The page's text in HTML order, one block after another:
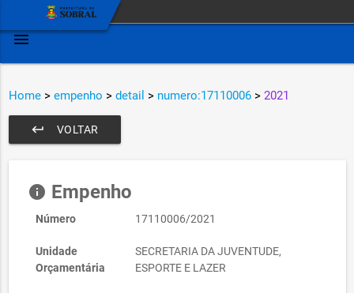
menu
Home > empenho > detail > numero:17110006 > 2021
VOLTAR
keyboard_return
info Empenho
Número 17110006/2021
Unidade
Orçamentária
SECRETARIA DA JUVENTUDE,
ESPORTE E LAZER